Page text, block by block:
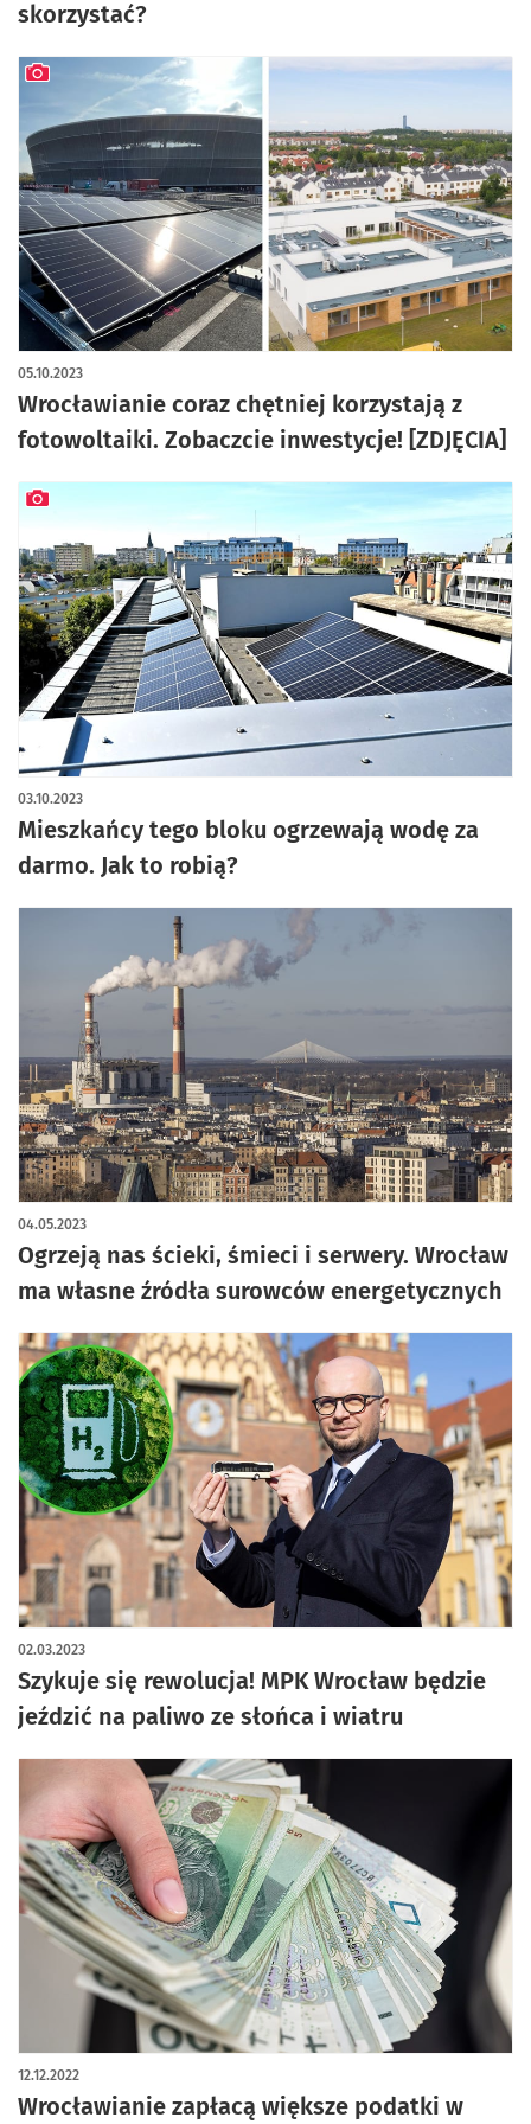
skorzystać?
Wrocławianie coraz chętniej korzystają z
fotowoltaiki. Zobaczcie inwestycje! [ZDJĘCIA]
05.10.2023
artykuł z galerią zdjęć
Mieszkańcy tego bloku ogrzewają wodę za
darmo. Jak to robią?
03.10.2023
artykuł z galerią zdjęć
Ogrzeją nas ścieki, śmieci i serwery. Wrocław
ma własne źródła surowców energetycznych
04.05.2023
Szykuje się rewolucja! MPK Wrocław będzie
jeździć na paliwo ze słońca i wiatru
02.03.2023
Wrocławianie zapłacą większe podatki w
12.12.2022